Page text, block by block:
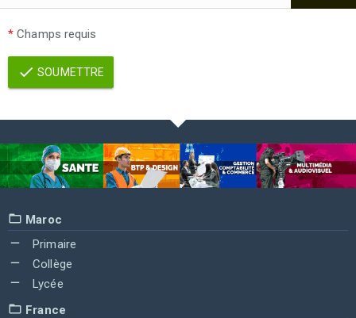
* Champs requis
SOUMETTRE
Maroc
Primaire
Collège
Lycée
France